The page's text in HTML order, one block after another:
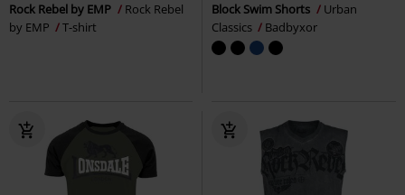
Rock Rebel by EMP
Rock Rebel
by EMP
T-shirt
Block Swim Shorts
Urban
Classics
Badbyxor